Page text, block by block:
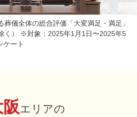
儀全体の総合評価「大変満足・満足」
く） ※対象：2025年1月1日〜2025年5
ケート
エリアの